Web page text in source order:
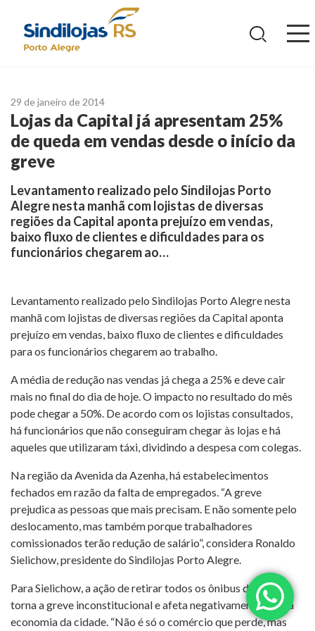
29 de janeiro de 2014
Lojas da Capital já apresentam 25%
de queda em vendas desde o início da
greve
Levantamento realizado pelo Sindilojas Porto
Alegre nesta manhã com lojistas de diversas
regiões da Capital aponta prejuízo em vendas,
baixo fluxo de clientes e dificuldades para os
funcionários chegarem ao…
Levantamento realizado pelo Sindilojas Porto Alegre nesta
manhã com lojistas de diversas regiões da Capital aponta
prejuízo em vendas, baixo fluxo de clientes e dificuldades
para os funcionários chegarem ao trabalho.
A média de redução nas vendas já chega a 25% e deve cair
mais no final do dia de hoje. O impacto no resultado do mês
pode chegar a 50%. De acordo com os lojistas consultados,
há funcionários que não conseguiram chegar às lojas e há
aqueles que utilizaram táxi, dividindo a despesa com colegas.
Na região da Avenida da Azenha, há estabelecimentos
fechados em razão da falta de empregados. “A greve
prejudica as pessoas que mais precisam. E não somente pelo
deslocamento, mas também porque trabalhadores
comissionados terão redução de salário”, considera Ronaldo
Sielichow, presidente do Sindilojas Porto Alegre.
Para Sielichow, a ação de retirar todos os ônibus das ruas
torna a greve inconstitucional e afeta negativamente toda a
economia da cidade. “Não é só o comércio que perde, mas